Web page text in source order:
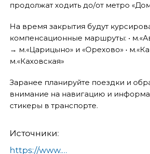
продолжат ходить до/от метро
На время закрытия будут
компенсационные маршруты: •
→ м.«Царицыно» и «Орехово» •
м.«Каховская»
Заранее планируйте поездки и
внимание на навигацию и
стикеры в транспорте.
Источники:
https://www.domod.ru/city/info/news/s_12_noyabrya_izmenitsya_skhema_dvizheniya_marshrutov_sleduyushchikh_do_moskvy_iz_domodedovo/